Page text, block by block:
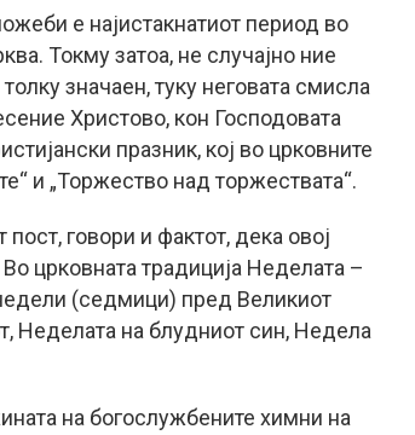
е најистакнатиот период во
Токму затоа, не случајно ние
значаен, туку неговата смисла
Христово, кон Господовата
празник, кој во црковните
и „Торжество над торжествата“.
говори и фактот, дека овој
црковната традиција Неделата –
(седмици) пред Великиот
Неделата на блудниот син, Недела
на богослужбените химни на